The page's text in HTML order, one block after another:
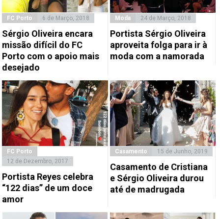
FC Porto 6 de Março, 2018
Sérgio Oliveira encara
missão difícil do FC
Porto com o apoio mais
desejado
Moda 24 de Março, 2018
Portista Sérgio Oliveira
aproveita folga para ir à
moda com a namorada
FC Porto
12 de Dezembro, 2017
Portista Reyes celebra
“122 dias” de um doce
amor
Casamento 15 de Junho, 2019
Casamento de Cristiana
e Sérgio Oliveira durou
até de madrugada